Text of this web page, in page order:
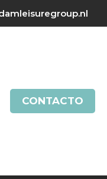
CONTACTO